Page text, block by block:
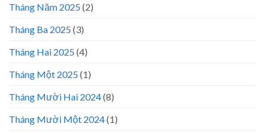
Tháng Năm 2025(2)
Tháng Ba 2025(3)
Tháng Hai 2025(4)
Tháng Một 2025(1)
Tháng Mười Hai 2024(8)
Tháng Mười Một 2024(1)